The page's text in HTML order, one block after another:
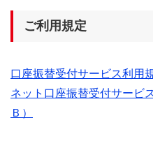
ご利用規定
口座振替受付サービス利用
ネット口座振替受付サービ
Ｂ）